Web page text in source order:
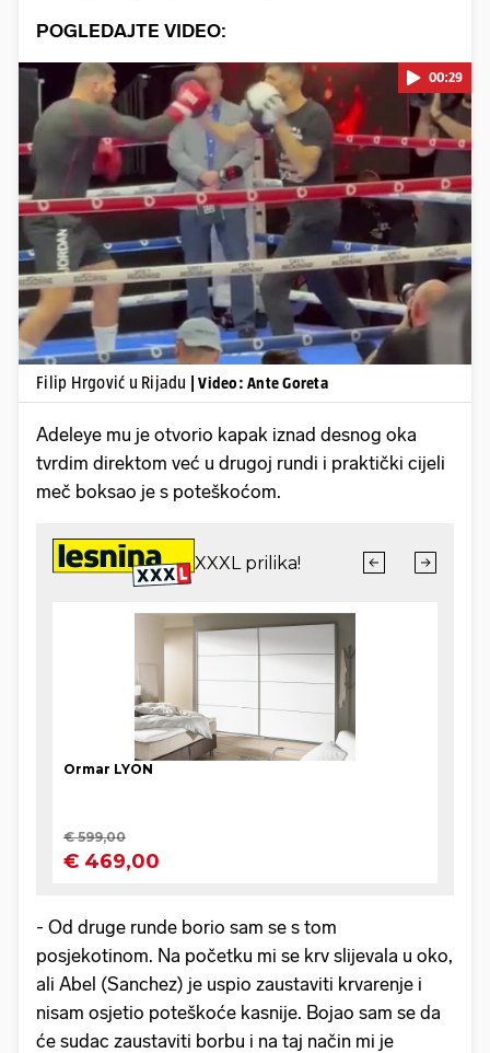
POGLEDAJTE VIDEO:
Pokretanje videa...
00:29
Filip Hrgović u Rijadu | Video: Ante Goreta
Adeleye mu je otvorio kapak iznad desnog oka
tvrdim direktom već u drugoj rundi i praktički cijeli
meč boksao je s poteškoćom.
- Od druge runde borio sam se s tom
posjekotinom. Na početku mi se krv slijevala u oko,
ali Abel (Sanchez) je uspio zaustaviti krvarenje i
nisam osjetio poteškoće kasnije. Bojao sam se da
će sudac zaustaviti borbu i na taj način mi je